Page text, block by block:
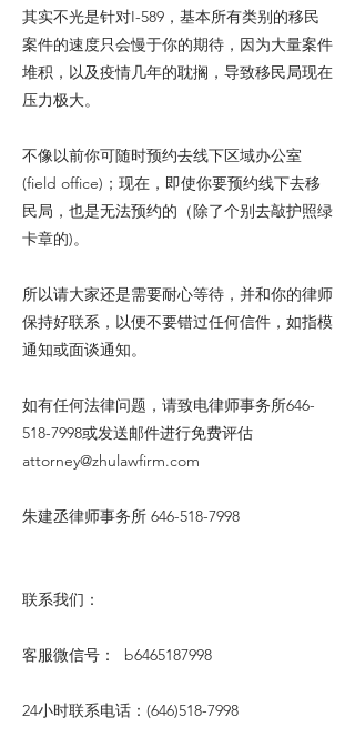
其实不光是针对I-589，基本所有类别的移民
案件的速度只会慢于你的期待，因为大量案件
堆积，以及疫情几年的耽搁，导致移民局现在
压力极大。
不像以前你可随时预约去线下区域办公室
(field office)；现在，即使你要预约线下去移
民局，也是无法预约的（除了个别去敲护照绿
卡章的)。
所以请大家还是需要耐心等待，并和你的律师
保持好联系，以便不要错过任何信件，如指模
通知或面谈通知。
如有任何法律问题，请致电律师事务所646-
518-7998或发送邮件进行免费评估
attorney@zhulawfirm.com
朱建丞律师事务所 646-518-7998
联系我们：
客服微信号： b6465187998
24小时联系电话：(646)518-7998